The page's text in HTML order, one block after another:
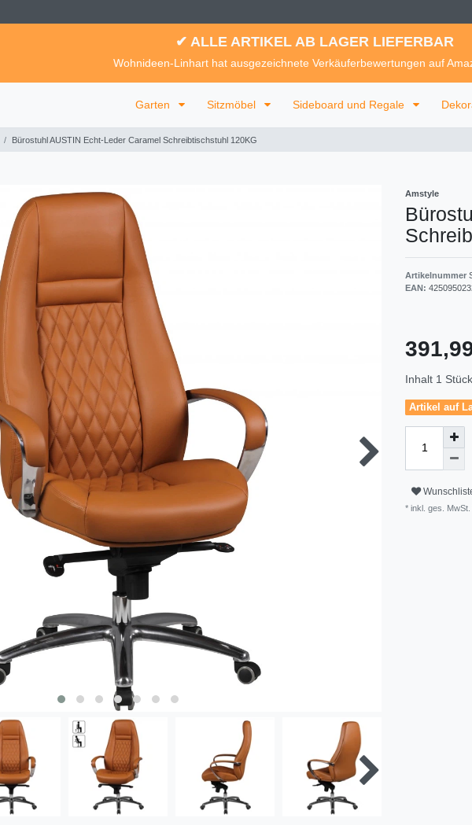
✔ ALLE ARTIKEL AB LAGER LIEFERBAR
Wohnideen-Linhart hat ausgezeichnete Verkäuferbewertungen auf
Garten Sitzmöbel Sideboard und Regale
Bürostuhl AUSTIN Echt-Leder Caramel Schreibtischstuhl 120KG
Amstyle
Artikelnummer
EAN:
Inhalt 1 Stück
Artikel auf
* inkl. ges. MwSt.